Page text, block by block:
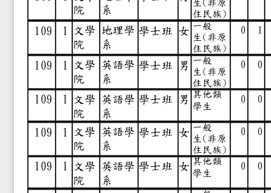
院
系
生(非原
住民族
)
109 1
文學
院
地理學
系
學士班 女
一般
生(非原
住民族
)
0 1
109 1
文學
院
英語學
系
學士班 男
一般
生(非原
住民族
)
0 0
109 1
文學
院
英語學
系
學士班 男
其他類
學生
0 0
109 1
文學
院
英語學
系
學士班 女
一般
生(非原
住民族
)
0 0
109 1
文學
院
英語學
系
學士班 女
其他類
學生
0 0